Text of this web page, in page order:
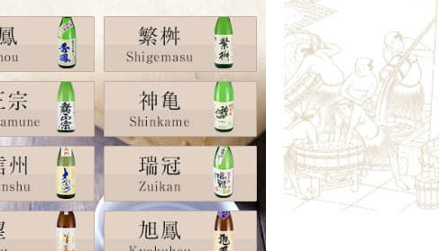
寒菊（千葉）
望bo:（栃木）
辻善兵衛（栃木）
大那（栃木）
雄東正宗（栃木）
町田酒造（群馬）
聖（群馬）
霧筑波／浦里（茨城）
七賢（山梨）
大信州（長野）
真澄（長野）